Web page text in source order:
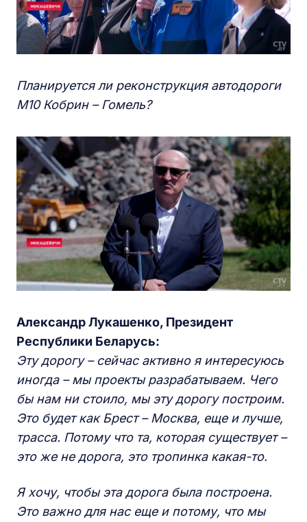
Планируется ли реконструкция автодороги
М10 Кобрин – Гомель?
Александр Лукашенко, Президент
Республики Беларусь:
Эту дорогу – сейчас активно я интересуюсь
иногда – мы проекты разрабатываем. Чего
бы нам ни стоило, мы эту дорогу построим.
Это будет как Брест – Москва, еще и лучше,
трасса. Потому что та, которая существует –
это же не дорога, это тропинка какая-то.
Я хочу, чтобы эта дорога была построена.
Это важно для нас еще и потому, что мы